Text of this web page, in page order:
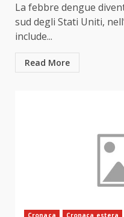
La febbre dengue
sud degli Stati Uniti,
include...
Read More
Cronaca Cronaca estera